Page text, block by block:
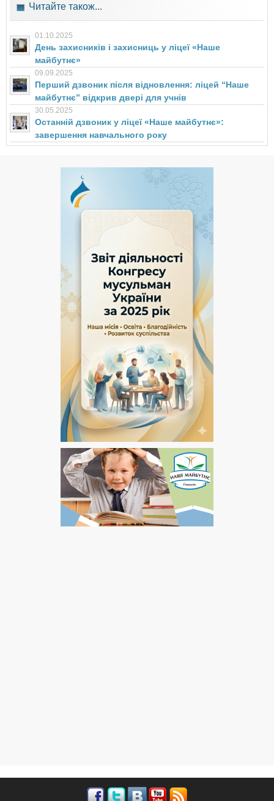
Читайте також...
01.10.2025
День захисників і захисниць у ліцеї «Наше
майбутнє»
09.09.2025
Перший дзвоник після відновлення: ліцей “Наше
майбутнє” відкрив двері для учнів
30.05.2025
Останній дзвоник у ліцеї «Наше майбутнє»:
завершення навчального року